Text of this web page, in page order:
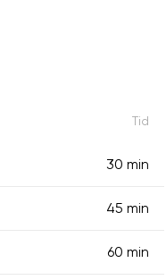
Tid
30 min
45 min
60 min